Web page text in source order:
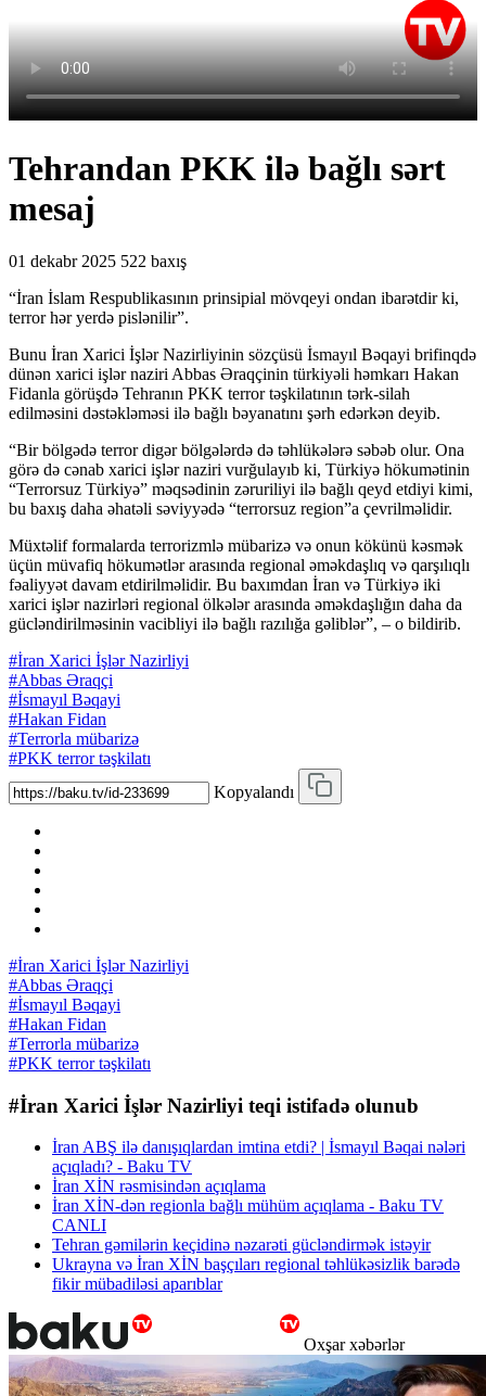
Tehrandan PKK ilə bağlı sərt
mesaj
01 dekabr 2025 522 baxış
“İran İslam Respublikasının prinsipial mövqeyi ondan ibarətdir ki,
terror hər yerdə pislənilir”.
Bunu İran Xarici İşlər Nazirliyinin sözçüsü İsmayıl Bəqayi brifinqdə
dünən xarici işlər naziri Abbas Əraqçinin türkiyəli həmkarı Hakan
Fidanla görüşdə Tehranın PKK terror təşkilatının tərk-silah
edilməsini dəstəkləməsi ilə bağlı bəyanatını şərh edərkən deyib.
“Bir bölgədə terror digər bölgələrdə də təhlükələrə səbəb olur. Ona
görə də cənab xarici işlər naziri vurğulayıb ki, Türkiyə hökumətinin
“Terrorsuz Türkiyə” məqsədinin zəruriliyi ilə bağlı qeyd etdiyi kimi,
bu baxış daha əhatəli səviyyədə “terrorsuz region”a çevrilməlidir.
Müxtəlif formalarda terrorizmlə mübarizə və onun kökünü kəsmək
üçün müvafiq hökumətlər arasında regional əməkdaşlıq və qarşılıqlı
fəaliyyət davam etdirilməlidir. Bu baxımdan İran və Türkiyə iki
xarici işlər nazirləri regional ölkələr arasında əməkdaşlığın daha da
gücləndirilməsinin vacibliyi ilə bağlı razılığa gəliblər”, – o bildirib.
#İran Xarici İşlər Nazirliyi
#Abbas Əraqçi
#İsmayıl Bəqayi
#Hakan Fidan
#Terrorla mübarizə
#PKK terror təşkilatı
Kopyalandı
#İran Xarici İşlər Nazirliyi
#Abbas Əraqçi
#İsmayıl Bəqayi
#Hakan Fidan
#Terrorla mübarizə
#PKK terror təşkilatı
#İran Xarici İşlər Nazirliyi teqi istifadə olunub
İran ABŞ ilə danışıqlardan imtina etdi? | İsmayıl Bəqai nələri
açıqladı? - Baku TV
İran XİN rəsmisindən açıqlama
İran XİN-dən regionla bağlı mühüm açıqlama - Baku TV
CANLI
Tehran gəmilərin keçidinə nəzarəti gücləndirmək istəyir
Ukrayna və İran XİN başçıları regional təhlükəsizlik barədə
fikir mübadiləsi aparıblar
Oxşar xəbərlər